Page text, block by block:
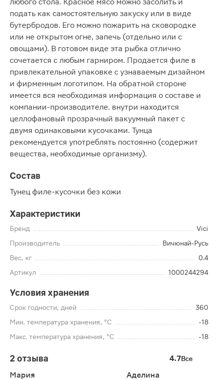
подать как самостоятельную закуску или в виде
бутербродов. Его можно пожарить на сковородке
или не открытом огне, запечь (отдельно или с
овощами). В готовом виде эта рыбка отлично
сочетается с любым гарниром. Продается филе в
привлекательной упаковке с узнаваемым дизайном
и фирменным логотипом. На обратной стороне
имеется вся необходимая информация о составе и
компании-производителе. внутри находится
целлофановый прозрачный вакуумный пакет с
двумя одинаковыми кусочками. Тунца
рекомендуется употреблять постоянно (содержит
вещества, необходимые организму).
Состав
Тунец филе-кусочки без кожи
Характеристики
Бренд
Vici
Производитель
Вичюнай-Русь
Вес, кг
0.4
Артикул
1000244294
Условия хранения
Срок годности, дней
360
Мин. температура хранения, °C
-18
Макс. температура хранения, °C
-18
2 отзыва 4.7Все
Мария Аделина